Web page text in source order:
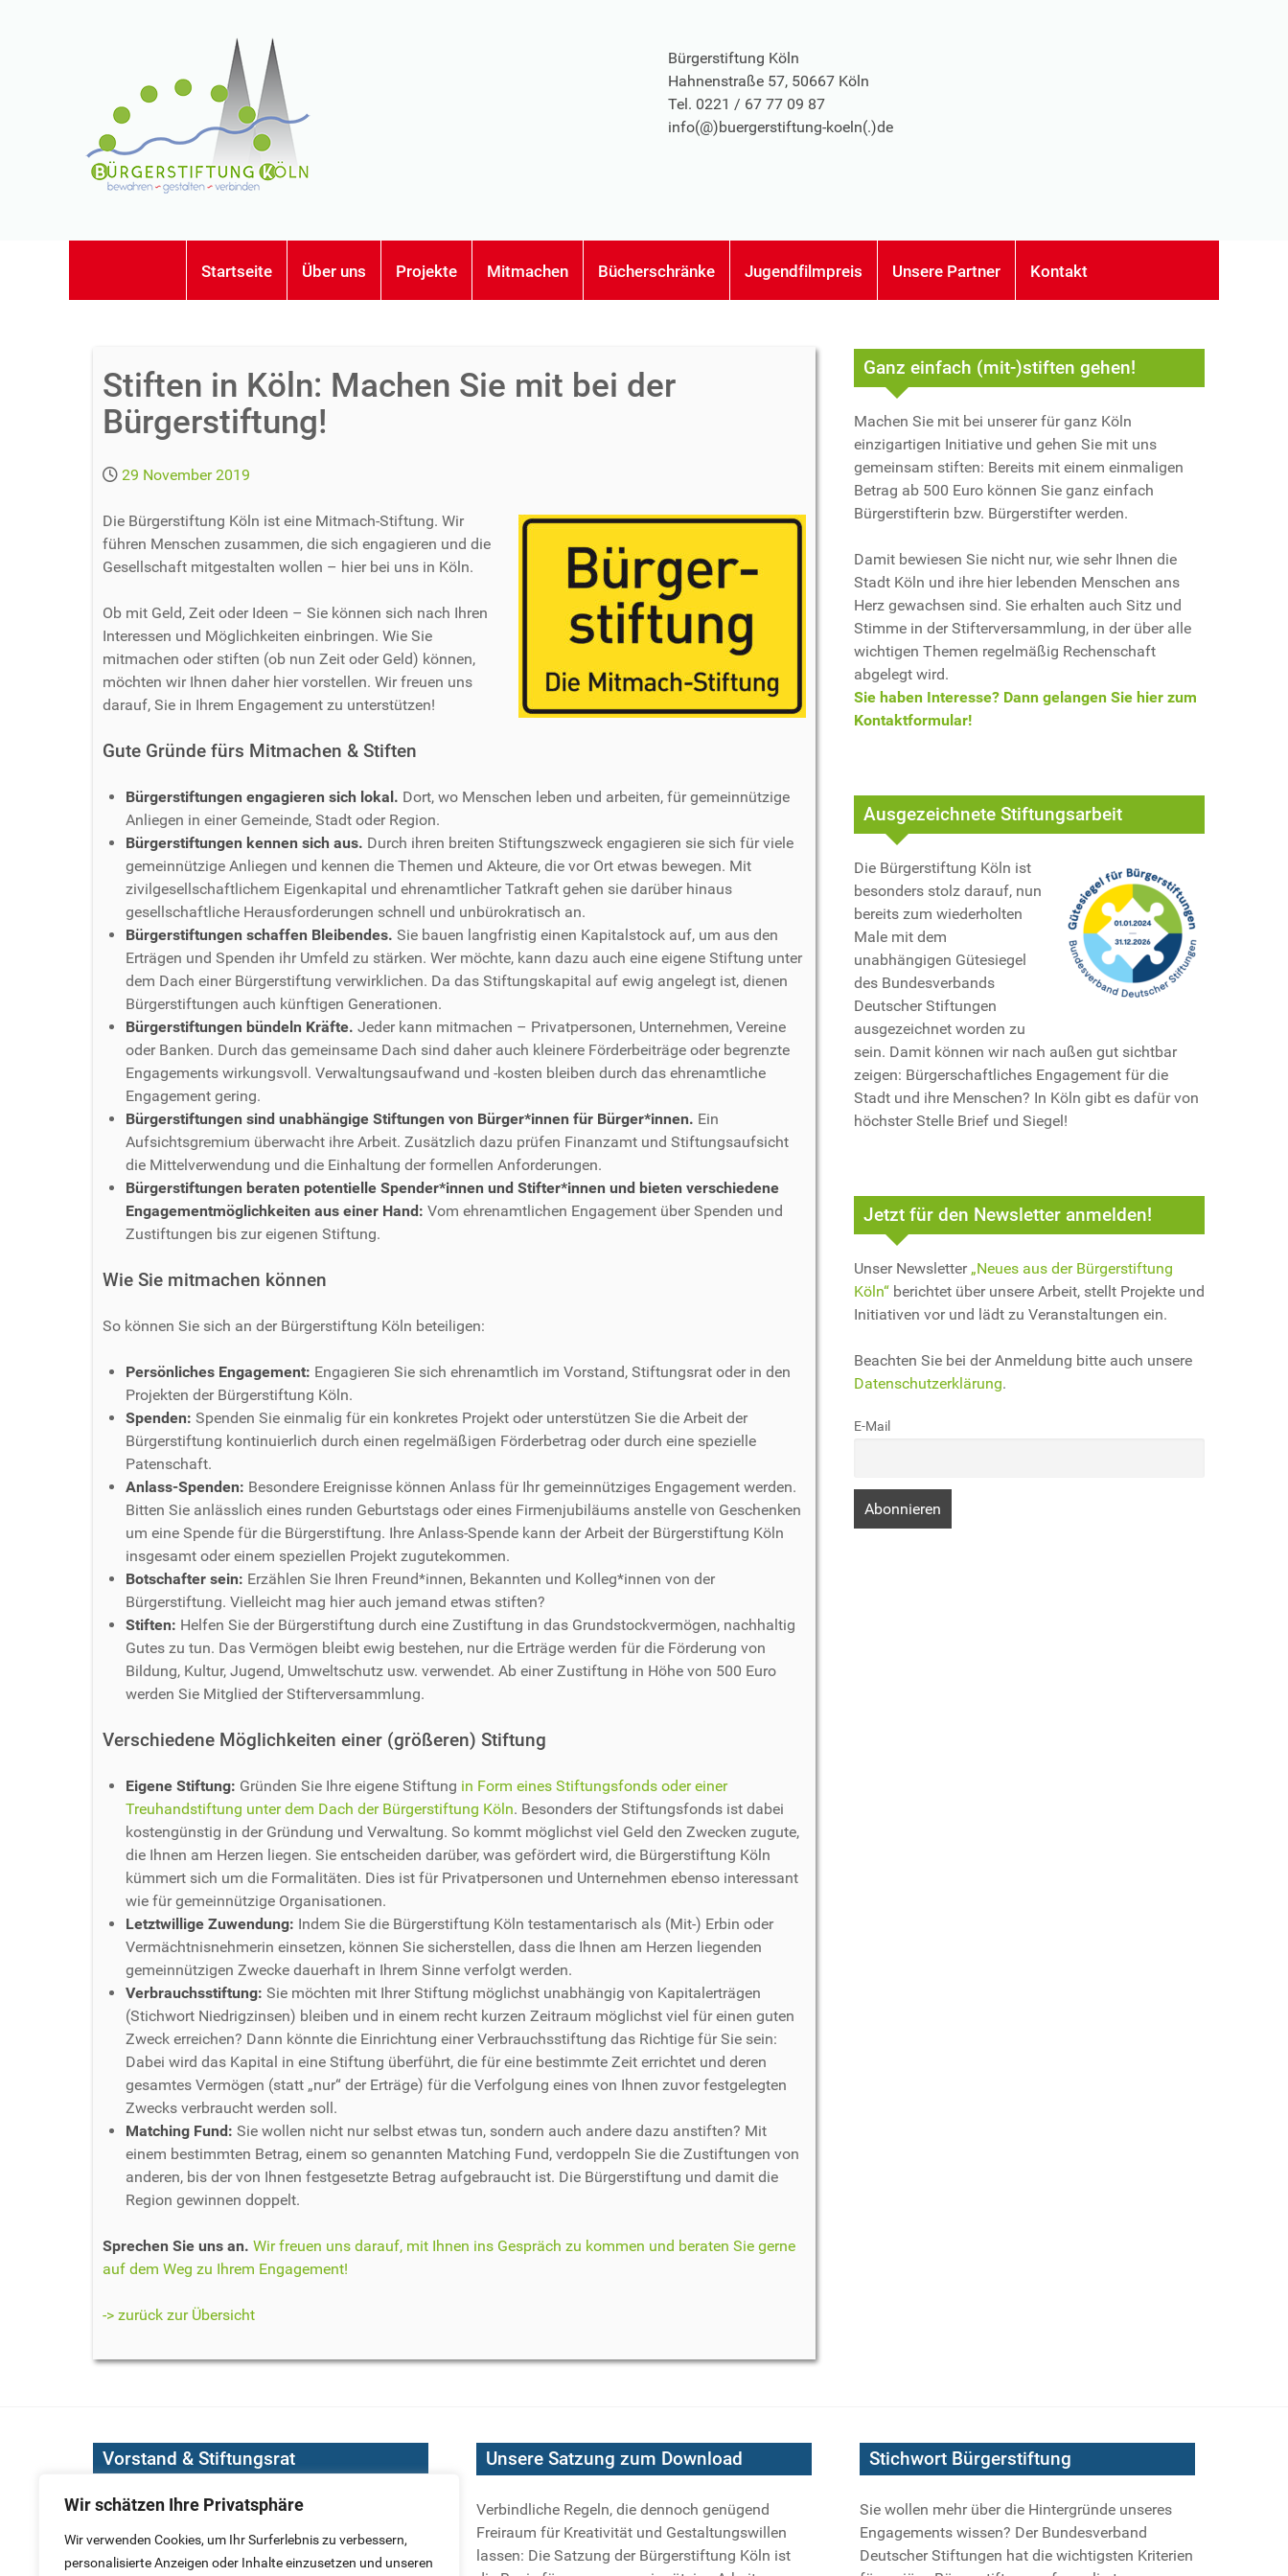
Wir schätzen Ihre Privatsphäre
Wir verwenden Cookies, um Ihr Surferlebnis zu verbessern,
personalisierte Anzeigen oder Inhalte einzusetzen und unseren
Bürgerstiftung Köln
Hahnenstraße 57, 50667 Köln
Tel. 0221 / 67 77 09 87
info(@)buergerstiftung-koeln(.)de
Startseite Über uns Projekte Mitmachen Bücherschränke Jugendfilmpreis Unsere Partner Kontakt
Stiften in Köln: Machen Sie mit bei der
Bürgerstiftung!
29 November 2019
Die Bürgerstiftung Köln ist eine Mitmach-Stiftung. Wir
führen Menschen zusammen, die sich engagieren und die
Gesellschaft mitgestalten wollen – hier bei uns in Köln.
Ob mit Geld, Zeit oder Ideen – Sie können sich nach Ihren
Interessen und Möglichkeiten einbringen. Wie Sie
mitmachen oder stiften (ob nun Zeit oder Geld) können,
möchten wir Ihnen daher hier vorstellen. Wir freuen uns
darauf, Sie in Ihrem Engagement zu unterstützen!
Gute Gründe fürs Mitmachen & Stiften
Bürgerstiftungen engagieren sich lokal. Dort, wo Menschen leben und arbeiten, für gemeinnützige
Anliegen in einer Gemeinde, Stadt oder Region.
Bürgerstiftungen kennen sich aus. Durch ihren breiten Stiftungszweck engagieren sie sich für viele
gemeinnützige Anliegen und kennen die Themen und Akteure, die vor Ort etwas bewegen. Mit
zivilgesellschaftlichem Eigenkapital und ehrenamtlicher Tatkraft gehen sie darüber hinaus
gesellschaftliche Herausforderungen schnell und unbürokratisch an.
Bürgerstiftungen schaffen Bleibendes. Sie bauen langfristig einen Kapitalstock auf, um aus den
Erträgen und Spenden ihr Umfeld zu stärken. Wer möchte, kann dazu auch eine eigene Stiftung unter
dem Dach einer Bürgerstiftung verwirklichen. Da das Stiftungskapital auf ewig angelegt ist, dienen
Bürgerstiftungen auch künftigen Generationen.
Bürgerstiftungen bündeln Kräfte. Jeder kann mitmachen – Privatpersonen, Unternehmen, Vereine
oder Banken. Durch das gemeinsame Dach sind daher auch kleinere Förderbeiträge oder begrenzte
Engagements wirkungsvoll. Verwaltungsaufwand und -kosten bleiben durch das ehrenamtliche
Engagement gering.
Bürgerstiftungen sind unabhängige Stiftungen von Bürger*innen für Bürger*innen. Ein
Aufsichtsgremium überwacht ihre Arbeit. Zusätzlich dazu prüfen Finanzamt und Stiftungsaufsicht
die Mittelverwendung und die Einhaltung der formellen Anforderungen.
Bürgerstiftungen beraten potentielle Spender*innen und Stifter*innen und bieten verschiedene
Engagementmöglichkeiten aus einer Hand: Vom ehrenamtlichen Engagement über Spenden und
Zustiftungen bis zur eigenen Stiftung.
Wie Sie mitmachen können
So können Sie sich an der Bürgerstiftung Köln beteiligen:
Persönliches Engagement: Engagieren Sie sich ehrenamtlich im Vorstand, Stiftungsrat oder in den
Projekten der Bürgerstiftung Köln.
Spenden: Spenden Sie einmalig für ein konkretes Projekt oder unterstützen Sie die Arbeit der
Bürgerstiftung kontinuierlich durch einen regelmäßigen Förderbetrag oder durch eine spezielle
Patenschaft.
Anlass-Spenden: Besondere Ereignisse können Anlass für Ihr gemeinnütziges Engagement werden.
Bitten Sie anlässlich eines runden Geburtstags oder eines Firmenjubiläums anstelle von Geschenken
um eine Spende für die Bürgerstiftung. Ihre Anlass-Spende kann der Arbeit der Bürgerstiftung Köln
insgesamt oder einem speziellen Projekt zugutekommen.
Botschafter sein: Erzählen Sie Ihren Freund*innen, Bekannten und Kolleg*innen von der
Bürgerstiftung. Vielleicht mag hier auch jemand etwas stiften?
Stiften: Helfen Sie der Bürgerstiftung durch eine Zustiftung in das Grundstockvermögen, nachhaltig
Gutes zu tun. Das Vermögen bleibt ewig bestehen, nur die Erträge werden für die Förderung von
Bildung, Kultur, Jugend, Umweltschutz usw. verwendet. Ab einer Zustiftung in Höhe von 500 Euro
werden Sie Mitglied der Stifterversammlung.
Verschiedene Möglichkeiten einer (größeren) Stiftung
Eigene Stiftung: Gründen Sie Ihre eigene Stiftung in Form eines Stiftungsfonds oder einer
Treuhandstiftung unter dem Dach der Bürgerstiftung Köln. Besonders der Stiftungsfonds ist dabei
kostengünstig in der Gründung und Verwaltung. So kommt möglichst viel Geld den Zwecken zugute,
die Ihnen am Herzen liegen. Sie entscheiden darüber, was gefördert wird, die Bürgerstiftung Köln
kümmert sich um die Formalitäten. Dies ist für Privatpersonen und Unternehmen ebenso interessant
wie für gemeinnützige Organisationen.
Letztwillige Zuwendung: Indem Sie die Bürgerstiftung Köln testamentarisch als (Mit-) Erbin oder
Vermächtnisnehmerin einsetzen, können Sie sicherstellen, dass die Ihnen am Herzen liegenden
gemeinnützigen Zwecke dauerhaft in Ihrem Sinne verfolgt werden.
Verbrauchsstiftung: Sie möchten mit Ihrer Stiftung möglichst unabhängig von Kapitalerträgen
(Stichwort Niedrigzinsen) bleiben und in einem recht kurzen Zeitraum möglichst viel für einen guten
Zweck erreichen? Dann könnte die Einrichtung einer Verbrauchsstiftung das Richtige für Sie sein:
Dabei wird das Kapital in eine Stiftung überführt, die für eine bestimmte Zeit errichtet und deren
gesamtes Vermögen (statt „nur“ der Erträge) für die Verfolgung eines von Ihnen zuvor festgelegten
Zwecks verbraucht werden soll.
Matching Fund: Sie wollen nicht nur selbst etwas tun, sondern auch andere dazu anstiften? Mit
einem bestimmten Betrag, einem so genannten Matching Fund, verdoppeln Sie die Zustiftungen von
anderen, bis der von Ihnen festgesetzte Betrag aufgebraucht ist. Die Bürgerstiftung und damit die
Region gewinnen doppelt.
Sprechen Sie uns an. Wir freuen uns darauf, mit Ihnen ins Gespräch zu kommen und beraten Sie gerne
auf dem Weg zu Ihrem Engagement!
-> zurück zur Übersicht
Ganz einfach (mit-)stiften gehen!
Machen Sie mit bei unserer für ganz Köln
einzigartigen Initiative und gehen Sie mit uns
gemeinsam stiften: Bereits mit einem einmaligen
Betrag ab 500 Euro können Sie ganz einfach
Bürgerstifterin bzw. Bürgerstifter werden.
Damit bewiesen Sie nicht nur, wie sehr Ihnen die
Stadt Köln und ihre hier lebenden Menschen ans
Herz gewachsen sind. Sie erhalten auch Sitz und
Stimme in der Stifterversammlung, in der über alle
wichtigen Themen regelmäßig Rechenschaft
abgelegt wird.
Sie haben Interesse? Dann gelangen Sie hier zum
Kontaktformular!
Ausgezeichnete Stiftungsarbeit
Die Bürgerstiftung Köln ist
besonders stolz darauf, nun
bereits zum wiederholten
Male mit dem
unabhängigen Gütesiegel
des Bundesverbands
Deutscher Stiftungen
ausgezeichnet worden zu
sein. Damit können wir nach außen gut sichtbar
zeigen: Bürgerschaftliches Engagement für die
Stadt und ihre Menschen? In Köln gibt es dafür von
höchster Stelle Brief und Siegel!
Jetzt für den Newsletter anmelden!
Unser Newsletter „Neues aus der Bürgerstiftung
Köln“ berichtet über unsere Arbeit, stellt Projekte und
Initiativen vor und lädt zu Veranstaltungen ein.
Beachten Sie bei der Anmeldung bitte auch unsere
Datenschutzerklärung.
E-Mail
Vorstand & Stiftungsrat
In den ehrenamtlich besetzten Gremien der
Bürgerstiftung Köln setzen sich zahlreiche
engagierte Bürgerinnen und Bürger für unsere
Unsere Satzung zum Download
Verbindliche Regeln, die dennoch genügend
Freiraum für Kreativität und Gestaltungswillen
lassen: Die Satzung der Bürgerstiftung Köln ist
Stichwort Bürgerstiftung
Sie wollen mehr über die Hintergründe unseres
Engagements wissen? Der Bundesverband
Deutscher Stiftungen hat die wichtigsten Kriterien